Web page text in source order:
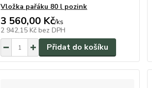
Vložka pařáku 80 l pozink
3 560,00 Kč/ks
2 942,15 Kč bez DPH
Přidat do košíku